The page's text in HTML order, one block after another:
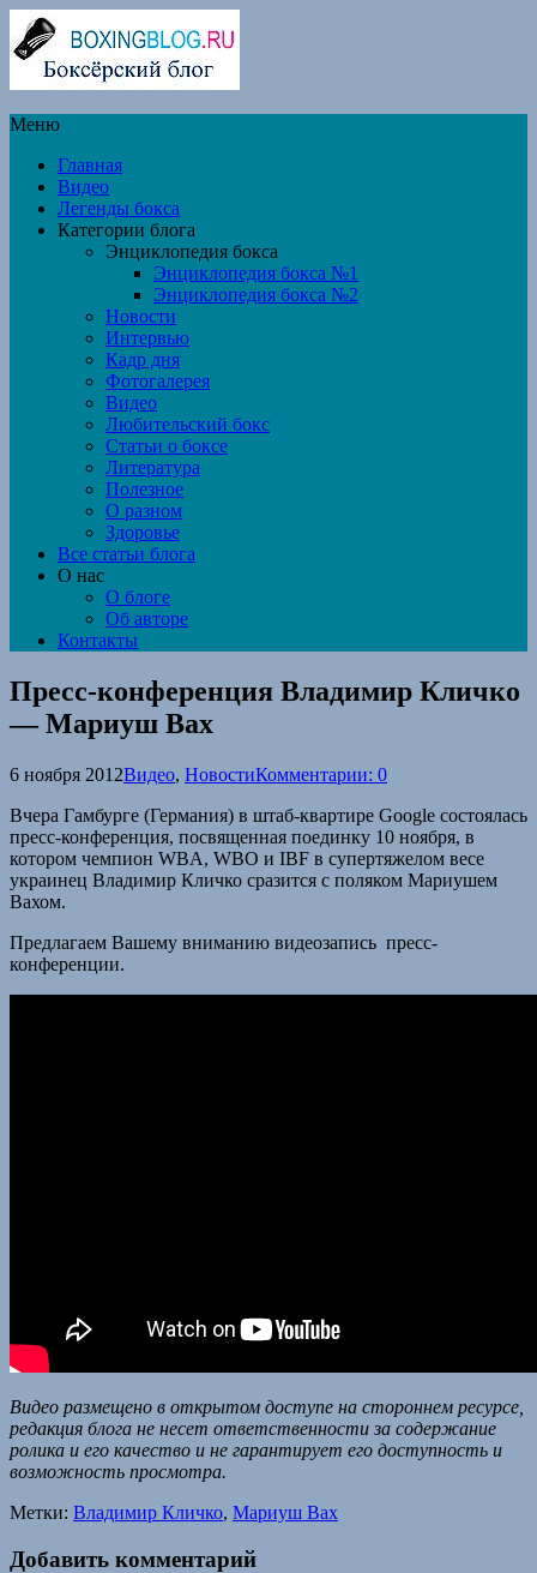
Меню
Главная
Видео
Легенды бокса
Категории блога
Энциклопедия бокса
Энциклопедия бокса №1
Энциклопедия бокса №2
Новости
Интервью
Кадр дня
Фотогалерея
Видео
Любительский бокс
Статьи о боксе
Литература
Полезное
О разном
Здоровье
Все статьи блога
О нас
О блоге
Об авторе
Контакты
Пресс-конференция Владимир Кличко
— Мариуш Вах
6 ноября 2012Видео, НовостиКомментарии: 0
Вчера Гамбурге (Германия) в штаб-квартире Google состоялась
пресс-конференция, посвященная поединку 10 ноября, в
котором чемпион WBA, WBO и IBF в супертяжелом весе
украинец Владимир Кличко сразится с поляком Мариушем
Вахом.
Предлагаем Вашему вниманию видеозапись пресс-
конференции.
Видео размещено в открытом доступе на стороннем ресурсе,
редакция блога не несет ответственности за содержание
ролика и его качество и не гарантирует его доступность и
возможность просмотра.
Метки: Владимир Кличко, Мариуш Вах
Добавить комментарий